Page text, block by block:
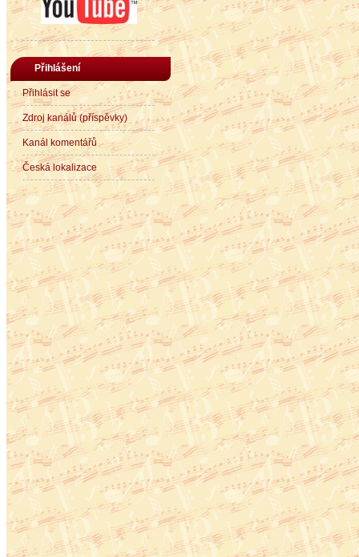
Přihlášení
Přihlásit se
Zdroj kanálů (příspěvky)
Kanál komentářů
Česká lokalizace